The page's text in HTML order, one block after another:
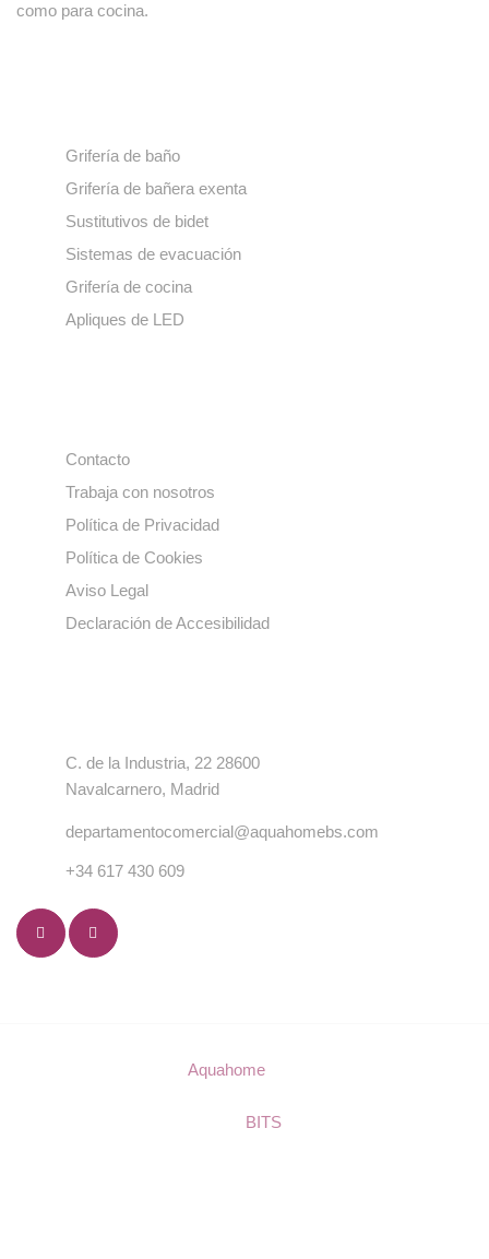
como para cocina.
Grifería de baño
Grifería de bañera exenta
Sustitutivos de bidet
Sistemas de evacuación
Grifería de cocina
Apliques de LED
Contacto
Trabaja con nosotros
Política de Privacidad
Política de Cookies
Aviso Legal
Declaración de Accesibilidad
C. de la Industria, 22 28600
Navalcarnero, Madrid
departamentocomercial@aquahomebs.com
+34 617 430 609
Aquahome
BITS